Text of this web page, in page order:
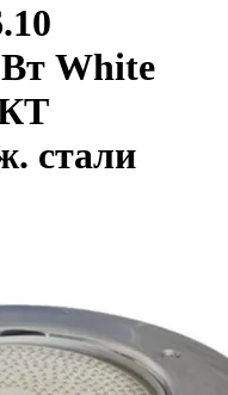
White
стали